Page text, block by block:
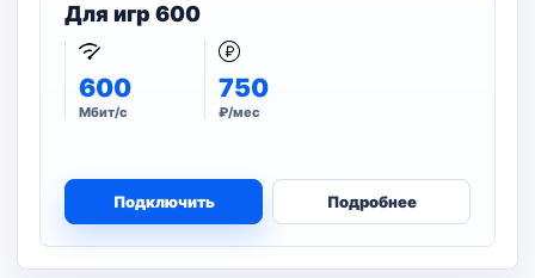
Для игр 600
600
Мбит/с
750
₽/мес
Подключить Подробнее